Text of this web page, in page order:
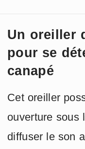
Un oreiller
pour se
canapé
Cet oreiller
ouverture sous
diffuser le son